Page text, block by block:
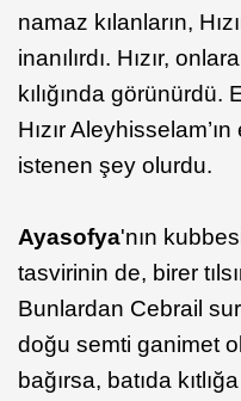
namaz kılanların,
inanılırdı. Hızır,
kılığında görünürdü.
Hızır
istenen şey olurdu.
Ayasofya'nın
tasvirinin de, birer
Bunlardan Cebrail
doğu semti ganimet
bağırsa, batıda